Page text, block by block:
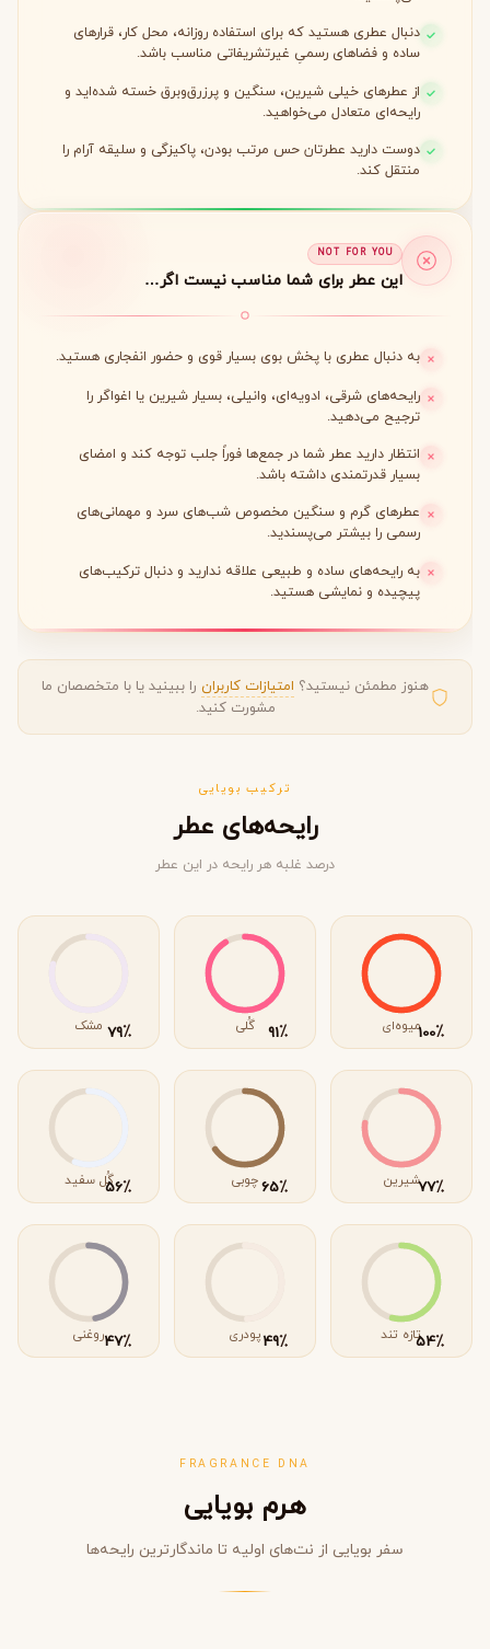
دنبال عطری هستید که برای استفاده روزانه، محل کار، قرارهای
ساده و فضاهای رسمیِ غیرتشریفاتی مناسب باشد.
از عطرهای خیلی شیرین، سنگین و پرزرق‌وبرق خسته شده‌اید و
رایحه‌ای متعادل می‌خواهید.
دوست دارید عطرتان حس مرتب بودن، پاکیزگی و سلیقه آرام را
منتقل کند.
NOT FOR YOU
این عطر برای شما مناسب نیست اگر…
به دنبال عطری با پخش بوی بسیار قوی و حضور انفجاری هستید.
رایحه‌های شرقی، ادویه‌ای، وانیلی، بسیار شیرین یا اغواگر را
ترجیح می‌دهید.
انتظار دارید عطر شما در جمع‌ها فوراً جلب توجه کند و امضای
بسیار قدرتمندی داشته باشد.
عطرهای گرم و سنگین مخصوص شب‌های سرد و مهمانی‌های
رسمی را بیشتر می‌پسندید.
به رایحه‌های ساده و طبیعی علاقه ندارید و دنبال ترکیب‌های
پیچیده و نمایشی هستید.
هنوز مطمئن نیستید؟ امتیازات کاربران را ببینید یا با متخصصان ما
مشورت کنید.
ترکیب بویایی
رایحه‌های عطر
درصد غلبه هر رایحه در این عطر
٪100میوه‌ای ٪91 گُلی ٪79 مشک
٪77شیرین ٪65چوبی ٪56گُل سفید
٪54تازه تند ٪49پودری ٪47روغنی
FRAGRANCE DNA
هرم بویایی
سفر بویایی از نت‌های اولیه تا ماندگارترین رایحه‌ها